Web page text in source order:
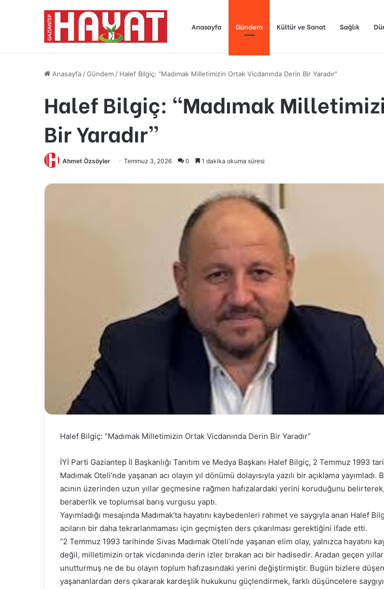
Anasayfa Gündem Kültür ve Sanat Sağlık
Anasayfa /Gündem / Halef Bilgiç: “Madımak Milletimizin Ortak Vicdanında Derin Bir Yaradır”
Halef Bilgiç: “Madımak
Bir Yaradır”
Ahmet Özsöyler Temmuz 3, 2026 0 1 dakika okuma süresi
Halef Bilgiç: “Madımak Milletimizin Ortak Vicdanında Derin Bir Yaradır”
İYİ Parti Gaziantep İl Başkanlığı Tanıtım ve Medya Başkanı Halef Bilgiç, 2 Temmuz 1993
Madımak Oteli’nde yaşanan acı olayın yıl dönümü dolayısıyla yazılı bir açıklama yayımladı.
acının üzerinden uzun yıllar geçmesine rağmen hafızalardaki yerini koruduğunu
beraberlik ve toplumsal barış vurgusu yaptı.
Yayımladığı mesajında Madımak’ta hayatını kaybedenleri rahmet ve saygıyla anan Halef
acıların bir daha tekrarlanmaması için geçmişten ders çıkarılması gerektiğini ifade etti.
“2 Temmuz 1993 tarihinde Sivas Madımak Oteli’nde yaşanan elim olay, yalnızca hayatını
değil, milletimizin ortak vicdanında derin izler bırakan acı bir hadisedir. Aradan geçen yıllar
unutturmuş ne de bu olayın toplum hafızasındaki yerini değiştirmiştir. Bugün bizlere
yaşananlardan ders çıkararak kardeşlik hukukunu güçlendirmek, farklı düşüncelere